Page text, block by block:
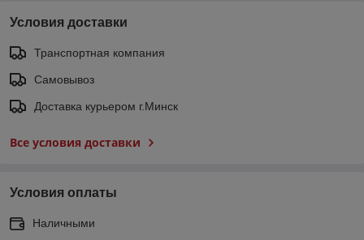
Условия доставки
Транспортная компания
Самовывоз
Доставка курьером г.Минск
Все условия доставки
Условия оплаты
Наличными